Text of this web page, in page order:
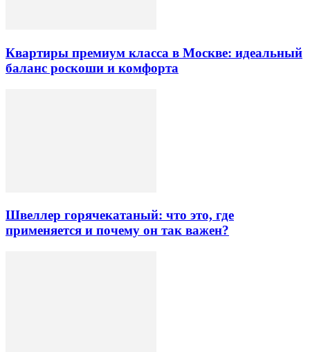
Квартиры премиум класса в Москве: идеальный
баланс роскоши и комфорта
Швеллер горячекатаный: что это, где
применяется и почему он так важен?